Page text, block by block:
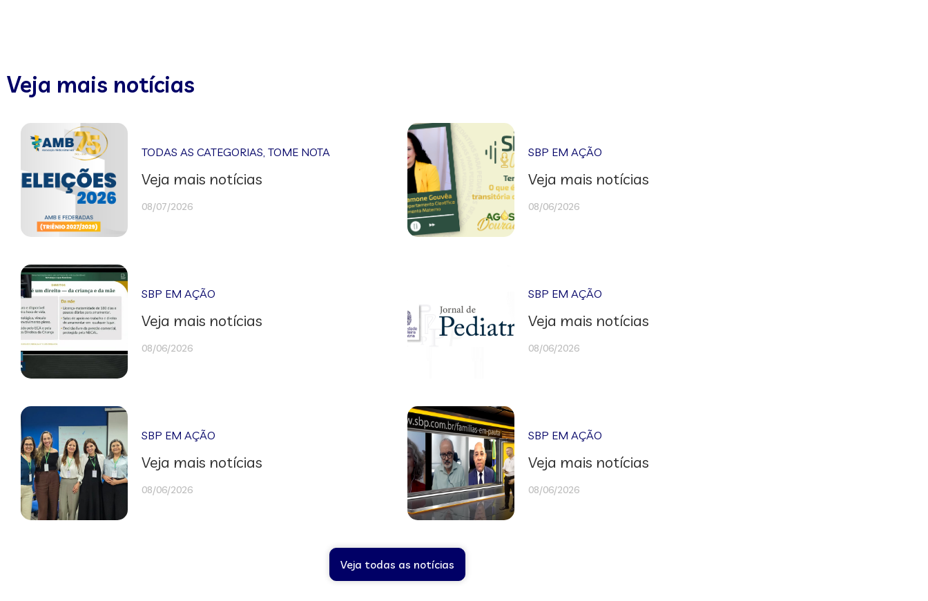
Veja mais notícias
TODAS AS CATEGORIAS,TOME NOTA
Veja mais notícias
08/07/2026
SBP EM AÇÃO
Veja mais notícias
08/06/2026
SBP EM AÇÃO
Veja mais notícias
08/06/2026
SBP EM AÇÃO
Veja mais notícias
08/06/2026
SBP EM AÇÃO
Veja mais notícias
08/06/2026
SBP EM AÇÃO
Veja mais notícias
08/06/2026
Veja todas as notícias